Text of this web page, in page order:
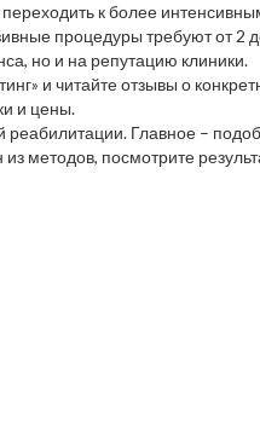
к более
процедуры требуют от 2
но и на репутацию клиники.
и читайте отзывы о
и цены.
Главное –
методов, посмотрите